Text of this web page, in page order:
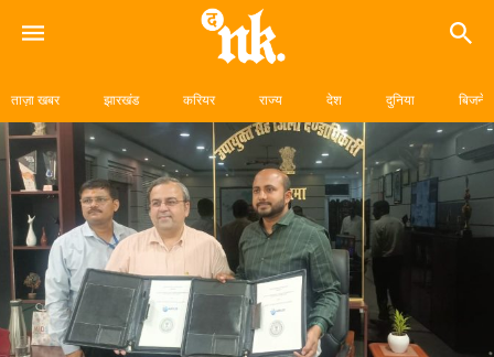
ताज़ा खबर झारखंड करियर राज्य देश दुनिया बिजनेस